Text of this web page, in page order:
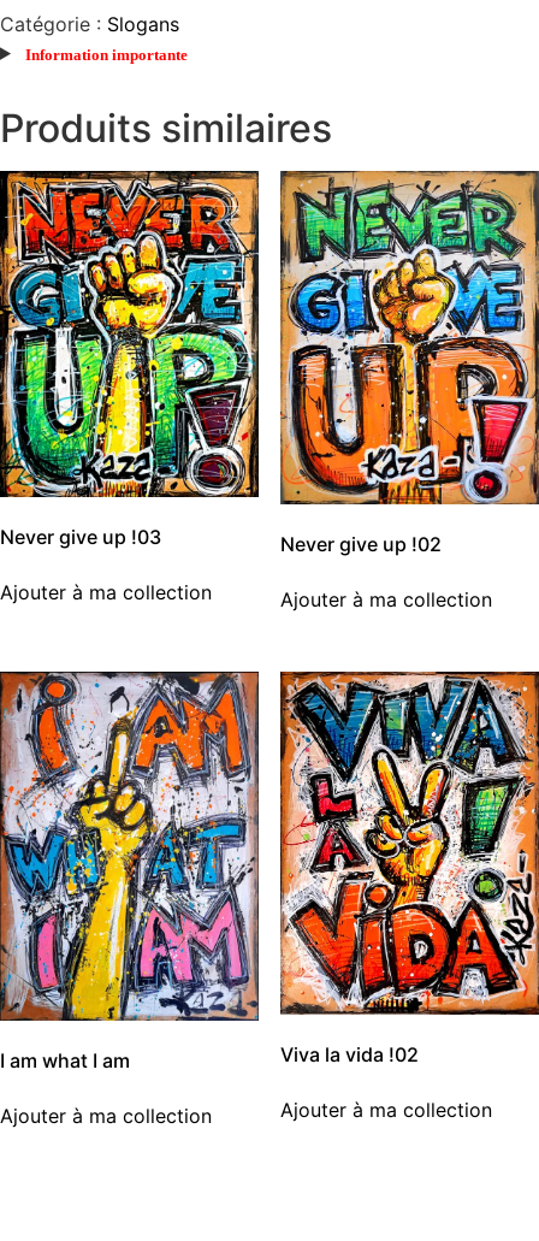
Catégorie : Slogans
Information importante
Produits similaires
Never give up !03
Ajouter à ma collection
Never give up !02
Ajouter à ma collection
I am what I am
Ajouter à ma collection
Viva la vida !02
Ajouter à ma collection